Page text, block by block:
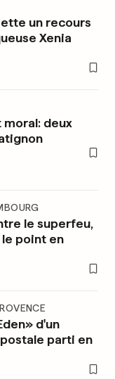
un recours
Xenia
deux
le superfeu,
le point en
d'un
parti en